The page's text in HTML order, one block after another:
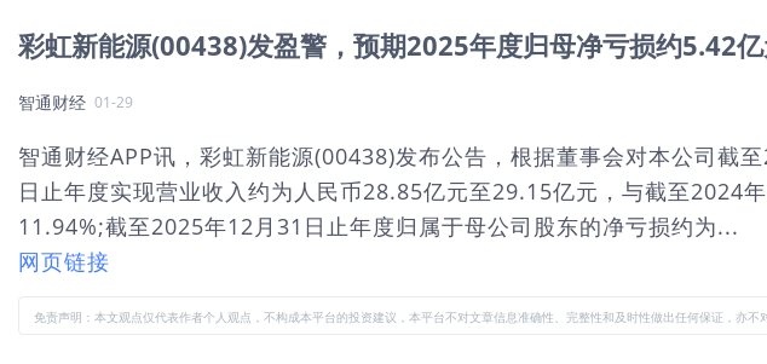
彩虹新能源(00438)发盈警，预期2025年度归母净亏损约5.42
智通财经 01-29
智通财经APP讯，彩虹新能源(00438)发布公告，根据董事会对本公司截
日止年度实现营业收入约为人民币28.85亿元至29.15亿元，与截至2024
11.94%;截至2025年12月31日止年度归属于母公司股东的净亏损约为...
网页链接
免责声明：本文观点仅代表作者个人观点，不构成本平台的投资建议，本平台不对文章信息准确性、完整性和及时性做出任何保证，亦不